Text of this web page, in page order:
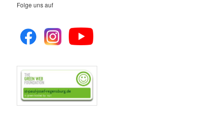
Folge uns auf